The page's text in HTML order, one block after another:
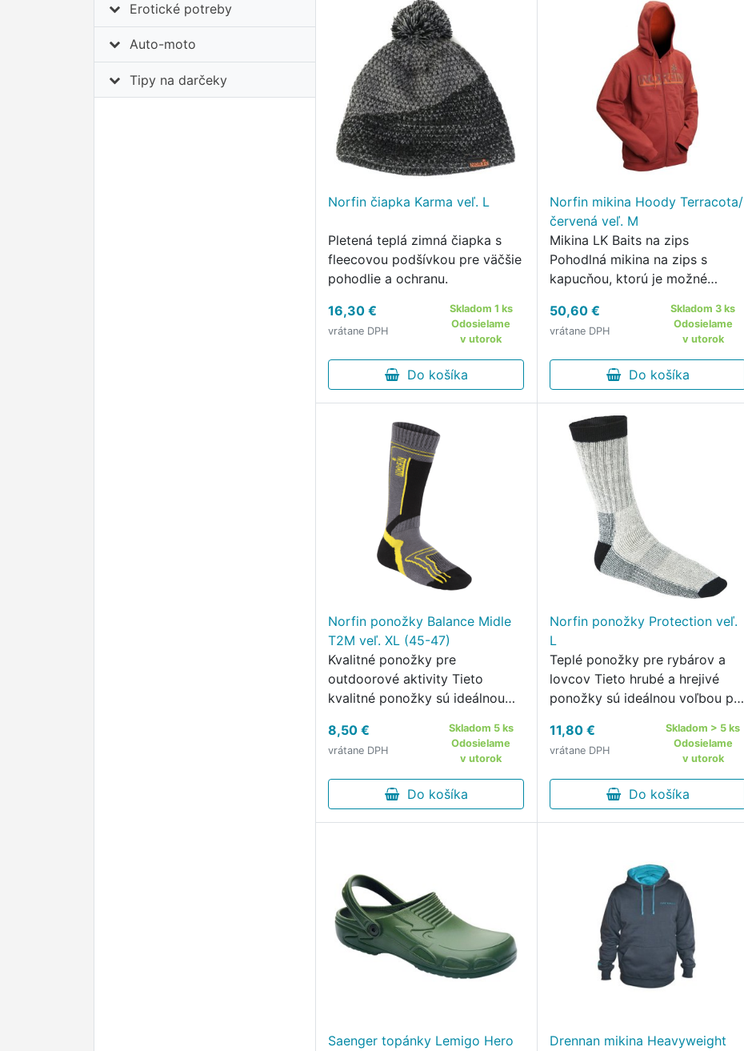
Erotické potreby
Auto-moto
Tipy na darčeky
Norfin čiapka Karma veľ. L
Pletená teplá zimná čiapka s
fleecovou podšívkou pre väčšie
pohodlie a ochranu.
16,30 €
vrátane DPH
Skladom 1 ks
Odosielame
v utorok
Do košíka
Norfin mikina Hoody Terracota/
červená veľ. M
Mikina LK Baits na zips
Pohodlná mikina na zips s
kapucňou, ktorú je možné
50,60 €
vrátane DPH
Skladom 3 ks
Odosielame
v utorok
Do košíka
Norfin ponožky Balance Midle
T2M veľ. XL (45-47)
Kvalitné ponožky pre
outdoorové aktivity Tieto
kvalitné ponožky sú ideálnou
poľovníctvo a ďalšie
outdoorové aktivity v
chladnejších teplotách.
8,50 €
vrátane DPH
Skladom 5 ks
Odosielame
v utorok
Do košíka
Norfin ponožky Protection veľ.
L
Teplé ponožky pre rybárov a
lovcov Tieto hrubé a hrejivé
ponožky sú ideálnou voľbou pre
alebo v prírode.
11,80 €
vrátane DPH
Skladom > 5 ks
Odosielame
v utorok
Do košíka
Saenger topánky Lemigo Hero Drennan mikina Heavyweight